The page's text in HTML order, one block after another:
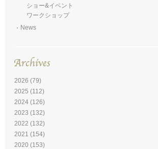
ショー&イベント
ワークショップ
News
2026 (79)
2025 (112)
2024 (126)
2023 (132)
2022 (132)
2021 (154)
2020 (153)